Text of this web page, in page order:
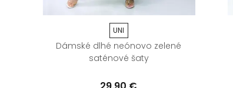
UNI
Dámské dlhé neónovo zelené
saténové šaty